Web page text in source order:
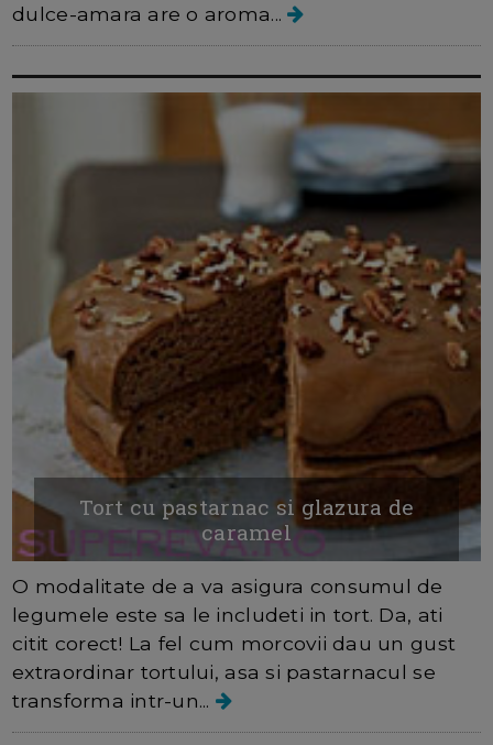
dulce-amara are o aroma...
Tort cu pastarnac si glazura de
caramel
O modalitate de a va asigura consumul de
legumele este sa le includeti in tort. Da, ati
citit corect! La fel cum morcovii dau un gust
extraordinar tortului, asa si pastarnacul se
transforma intr-un...